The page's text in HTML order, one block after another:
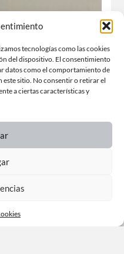
tecnologías como las cookies
del dispositivo. El consentimiento
datos como el comportamiento de
este sitio. No consentir o retirar el
a ciertas características y